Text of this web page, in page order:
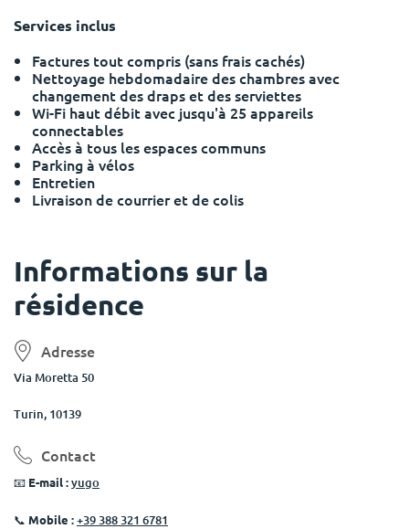
Informations sur la
résidence
Adresse
Via Moretta 50
Turin, 10139
Contact
📧 E-mail :yugo
📞 Mobile :+39 388 321 6781
Services inclus
Factures tout compris (sans frais cachés)
Nettoyage hebdomadaire des chambres avec
changement des draps et des serviettes
Wi-Fi haut débit avec jusqu'à 25 appareils
connectables
Accès à tous les espaces communs
Parking à vélos
Entretien
Livraison de courrier et de colis